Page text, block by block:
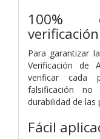
100%
Para garantizar
Verificación de
verificar cada
falsificación
durabilidad de las
Fácil